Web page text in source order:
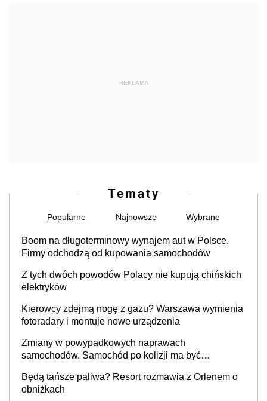
REKLAMA
Tematy
Popularne Najnowsze Wybrane
Boom na długoterminowy wynajem aut w Polsce.
Firmy odchodzą od kupowania samochodów
Z tych dwóch powodów Polacy nie kupują chińskich
elektryków
Kierowcy zdejmą nogę z gazu? Warszawa wymienia
fotoradary i montuje nowe urządzenia
Zmiany w powypadkowych naprawach
samochodów. Samochód po kolizji ma być
producenta
Będą tańsze paliwa? Resort rozmawia z Orlenem o
obniżkach